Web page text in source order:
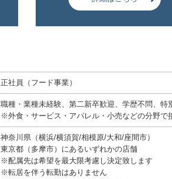
正社員（フード事業）
職種・業種未経験、第二新卒歓迎、学歴不問、特
※外食・サービス・アパレル・小売などの分野
神奈川県（横浜/横須賀/相模原/⼤和/座間市）
東京都（多摩市）にあるいずれかの店舗
※配属先は希望を最⼤限考慮し決定致します
※転居を伴う転勤はありません